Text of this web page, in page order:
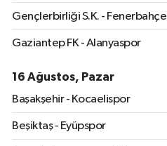
Gençlerbirliği S.K. - Fenerbahçe
Gaziantep FK - Alanyaspor
16 Ağustos, Pazar
Başakşehir - Kocaelispor
Beşiktaş - Eyüpspor